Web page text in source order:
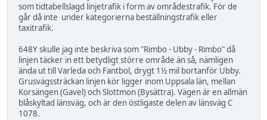
som tidtabellslagd linjetrafik i form av områdestrafik. För de
går då inte under kategorierna beställningstrafik eller
taxitrafik.
648Y skulle jag inte beskriva som "Rimbo - Ubby - Rimbo" då
linjen täcker in ett betydligt större område än så, nämligen
ända ut till Varleda och Fantbol, drygt 1½ mil bortanför Ubby.
Grusvägssträckan linjen kör ligger inom Uppsala län, mellan
Korsängen (Gavel) och Slottmon (Bysättra). Vägen är en allmän
blåskyltad länsväg, och är den östligaste delen av länsväg C
1078.